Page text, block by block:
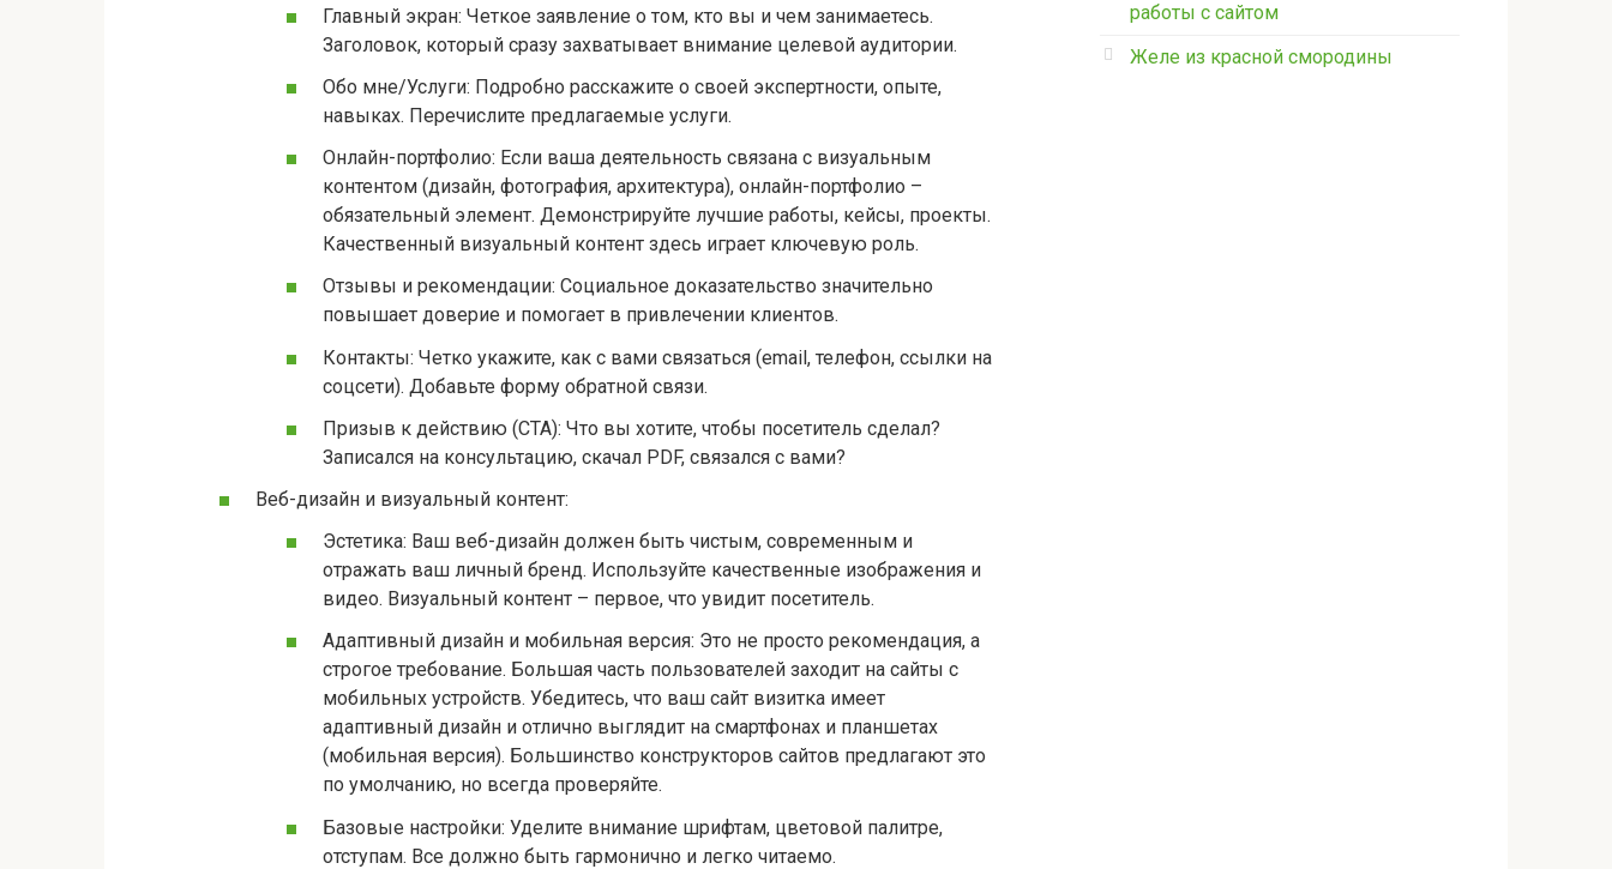
Главный экран: Четкое заявление о том, кто вы и чем занимаетесь.
Заголовок, который сразу захватывает внимание целевой аудитории.
Обо мне/Услуги: Подробно расскажите о своей экспертности, опыте,
навыках. Перечислите предлагаемые услуги.
Онлайн-портфолио: Если ваша деятельность связана с визуальным
контентом (дизайн, фотография, архитектура), онлайн-портфолио –
обязательный элемент. Демонстрируйте лучшие работы, кейсы, проекты.
Качественный визуальный контент здесь играет ключевую роль.
Отзывы и рекомендации: Социальное доказательство значительно
повышает доверие и помогает в привлечении клиентов.
Контакты: Четко укажите, как с вами связаться (email, телефон, ссылки на
соцсети). Добавьте форму обратной связи.
Призыв к действию (CTA): Что вы хотите, чтобы посетитель сделал?
Записался на консультацию, скачал PDF, связался с вами?
Веб-дизайн и визуальный контент:
Эстетика: Ваш веб-дизайн должен быть чистым, современным и
отражать ваш личный бренд. Используйте качественные изображения и
видео. Визуальный контент – первое, что увидит посетитель.
Адаптивный дизайн и мобильная версия: Это не просто рекомендация, а
строгое требование. Большая часть пользователей заходит на сайты с
мобильных устройств. Убедитесь, что ваш сайт визитка имеет
адаптивный дизайн и отлично выглядит на смартфонах и планшетах
(мобильная версия). Большинство конструкторов сайтов предлагают это
по умолчанию, но всегда проверяйте.
Базовые настройки: Уделите внимание шрифтам, цветовой палитре,
отступам. Все должно быть гармонично и легко читаемо.
работы с сайтом
Желе из красной смородины